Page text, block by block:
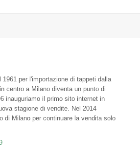
1961 per l'importazione di tappeti dalla
centro a Milano diventa un punto di
inauguriamo il primo sito internet in
stagione di vendite. Nel 2014
di Milano per continuare la vendita solo